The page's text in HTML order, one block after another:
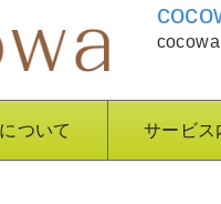
ついて サービス